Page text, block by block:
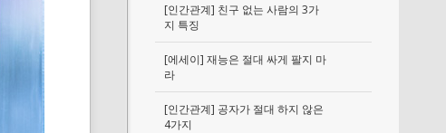
[인간관계] 친구 없는 사람의 3가
지 특징
[에세이] 재능은 절대 싸게 팔지 마
라
[인간관계] 공자가 절대 하지 않은
4가지